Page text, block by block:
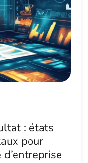
: états
pour